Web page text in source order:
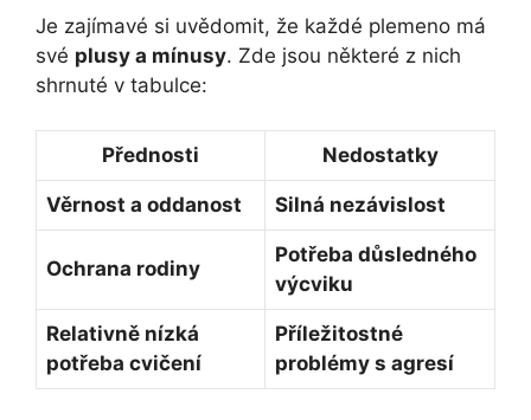
Je zajímavé si uvědomit, že každé plemeno má
své plusy a mínusy. Zde jsou některé z nich
shrnuté v tabulce:
Přednosti Nedostatky
Věrnost a oddanost Silná nezávislost
Ochrana rodiny
Potřeba důsledného
výcviku
Relativně nízká
potřeba cvičení
Příležitostné
problémy s agresí